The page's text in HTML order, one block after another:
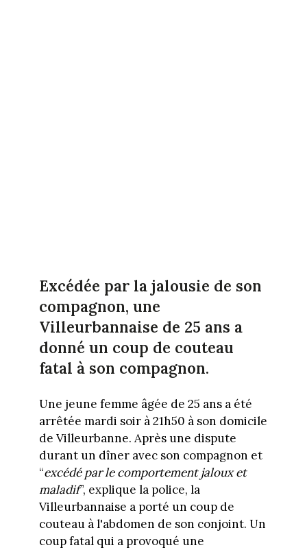
Excédée par la jalousie de son
compagnon, une
Villeurbannaise de 25 ans a
donné un coup de couteau
fatal à son compagnon.
Une jeune femme âgée de 25 ans a été
arrêtée mardi soir à 21h50 à son domicile
de Villeurbanne. Après une dispute
durant un dîner avec son compagnon et
“excédé par le comportement jaloux et
maladif”, explique la police, la
Villeurbannaise a porté un coup de
couteau à l'abdomen de son conjoint. Un
coup fatal qui a provoqué une